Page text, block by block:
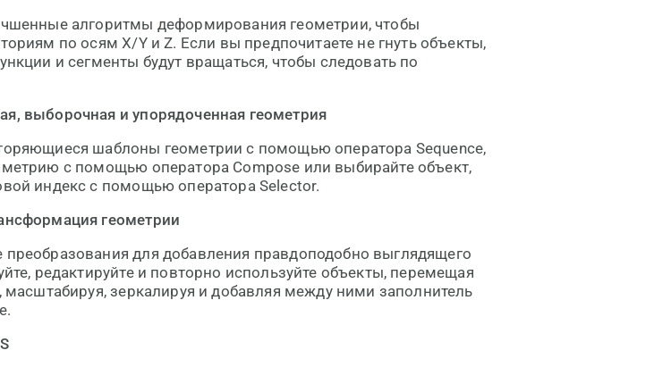
алгоритмы деформирования геометрии, чтобы
по осям X/Y и Z. Если вы предпочитаете не гнуть объекты,
и сегменты будут вращаться, чтобы следовать по
выборочная и упорядоченная геометрия
шаблоны геометрии с помощью оператора Sequence,
с помощью оператора Compose или выбирайте объект,
индекс с помощью оператора Selector.
геометрии
преобразования для добавления правдоподобно выглядящего
редактируйте и повторно используйте объекты, перемещая
масштабируя, зеркалируя и добавляя между ними заполнитель